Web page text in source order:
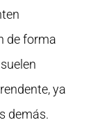
de forma
ya
demás.